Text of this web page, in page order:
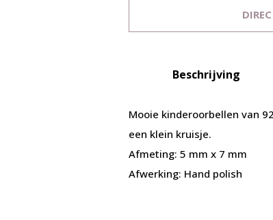
Beschrijving
Mooie kinderoorbellen van
een klein kruisje.
Afmeting: 5 mm x 7 mm
Afwerking: Hand polish